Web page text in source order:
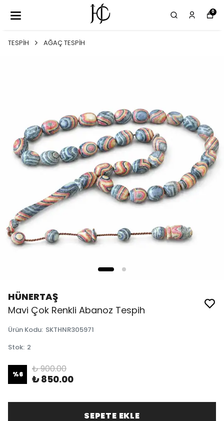
0
TESPİH AĞAÇ TESPİH
HÜNERTAŞ
Mavi Çok Renkli Abanoz Tespih
Ürün Kodu: SKTHNR305971
Stok: 2
%6 ₺ 900.00
₺ 850.00
SEPETE EKLE